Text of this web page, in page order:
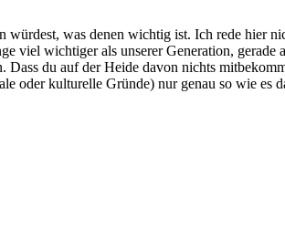
was denen wichtig ist. Ich rede hier
viel wichtiger als unserer Generation, gerade
du auf der Heide davon nichts
oder kulturelle Gründe) nur genau so wie es